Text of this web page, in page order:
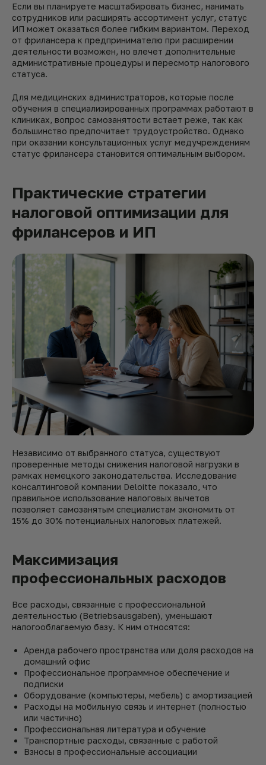
Если вы планируете масштабировать бизнес, нанимать
сотрудников или расширять ассортимент услуг, статус
ИП может оказаться более гибким вариантом. Переход
от фрилансера к предпринимателю при расширении
деятельности возможен, но влечет дополнительные
административные процедуры и пересмотр налогового
статуса.
Для медицинских администраторов, которые после
обучения в специализированных программах работают в
клиниках, вопрос самозанятости встает реже, так как
большинство предпочитает трудоустройство. Однако
при оказании консультационных услуг медучреждениям
статус фрилансера становится оптимальным выбором.
Практические стратегии
налоговой оптимизации для
фрилансеров и ИП
Независимо от выбранного статуса, существуют
проверенные методы снижения налоговой нагрузки в
рамках немецкого законодательства. Исследование
консалтинговой компании Deloitte показало, что
правильное использование налоговых вычетов
позволяет самозанятым специалистам экономить от
15% до 30% потенциальных налоговых платежей.
Максимизация
профессиональных расходов
Все расходы, связанные с профессиональной
деятельностью (Betriebsausgaben), уменьшают
налогооблагаемую базу. К ним относятся:
Аренда рабочего пространства или доля расходов на
домашний офис
Профессиональное программное обеспечение и
подписки
Оборудование (компьютеры, мебель) с амортизацией
Расходы на мобильную связь и интернет (полностью
или частично)
Профессиональная литература и обучение
Транспортные расходы, связанные с работой
Взносы в профессиональные ассоциации